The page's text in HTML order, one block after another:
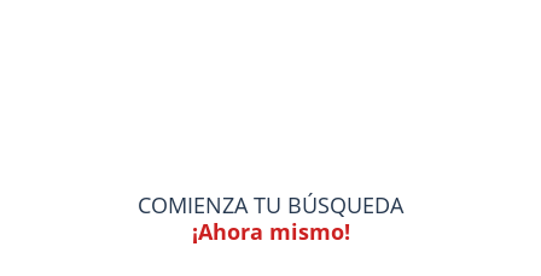
COMIENZA TU BÚSQUEDA
¡Ahora mismo!